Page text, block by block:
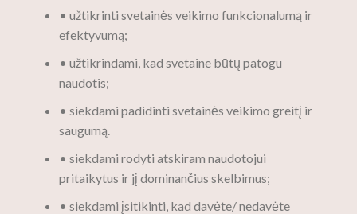
• užtikrinti svetainės veikimo funkcionalumą ir
efektyvumą;
• užtikrindami, kad svetaine būtų patogu
naudotis;
• siekdami padidinti svetainės veikimo greitį ir
saugumą.
• siekdami rodyti atskiram naudotojui
pritaikytus ir jį dominančius skelbimus;
• siekdami įsitikinti, kad davėte/ nedavėte